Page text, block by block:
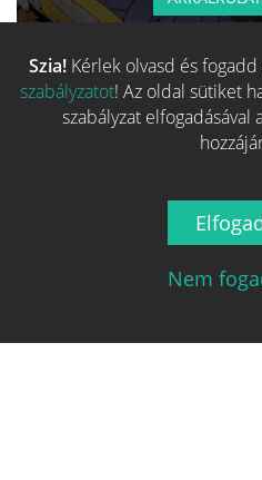
Több hasonló
Szia! Kérlek olvasd és fogadd
szabályzatot! Az oldal sütiket
szabályzat elfogadásával
Nem